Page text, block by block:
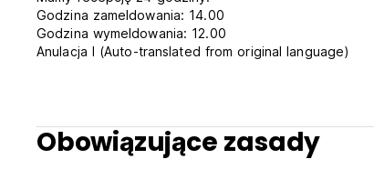
Godzina zameldowania: 14.00
Godzina wymeldowania: 12.00
Anulacja l (Auto-translated from original language)
Obowiązujące zasady